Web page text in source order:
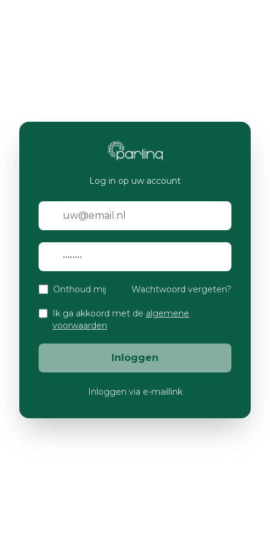
Log in op uw account
Onthoud mij Wachtwoord vergeten?
Ik ga akkoord met de algemene
voorwaarden
Inloggen
Inloggen via e-maillink